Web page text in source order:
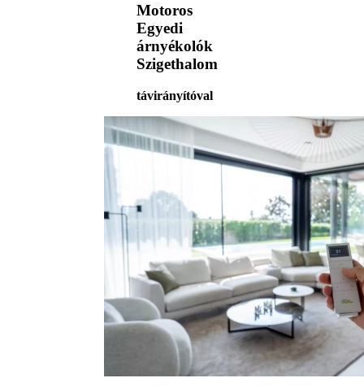
Motoros
Egyedi
árnyékolók
Szigethalom
távirányítóval